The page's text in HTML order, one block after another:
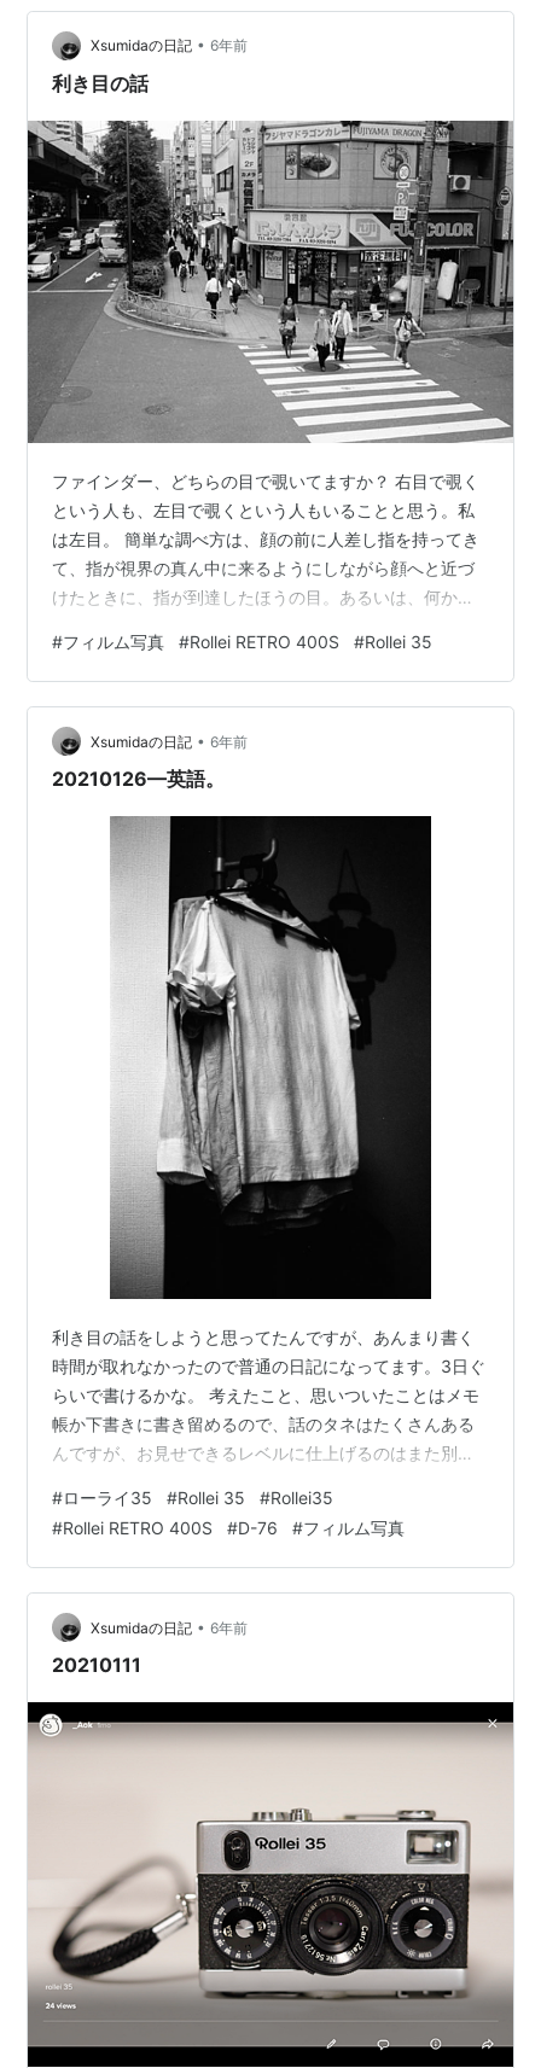
ると同時には聞けないので。 テレビは視覚＆聴覚を取ら
れるのであんまり。災害時と紅白以外、ほぼテレビ観な
いで育ったというのもあるかもしれませんが、時間の有
Xsumidaの日記 • 6年前
利き目の話
ファインダー、どちらの目で覗いてますか？ 右目で覗く
という人も、左目で覗くという人もいることと思う。私
は左目。 簡単な調べ方は、顔の前に人差し指を持ってき
て、指が視界の真ん中に来るようにしながら顔へと近づ
けたときに、指が到達したほうの目。あるいは、何かを
た時で違和感が無かった方の目。 フジヤマドラゴンカレ
ーってさ、、 人間が何かを見ているときは、両目を均等
に使っているのではなくて、メインになる目と、それを
補助する目に分かれるようで。無意識に左右どちらかの
目で見ているわけですね。手や足に利き手・利き足があ
#フィルム写真 #Rollei RETRO 400S #Rollei 35
Xsumidaの日記 • 6年前
20210126—英語。
利き目の話をしようと思ってたんですが、あんまり書く
時間が取れなかったので普通の日記になってます。3日ぐ
らいで書けるかな。 考えたこと、思いついたことはメモ
帳か下書きに書き留めるので、話のタネはたくさんある
んですが、お見せできるレベルに仕上げるのはまた別の
てるなあ、何とかしなきゃな、というのが、今日考えた
こと。 昨日英語のテストがあったんですが、半年前より
解くのが遅い気がして。 ほとんど同じ形式の試験なの
で、所要時間を比べればわかるんです。 工事中 どうにか
取り戻したいところ。語学で大事なのは、習慣にして毎
日触れること。 仕組みを作れば、あと…
#ローライ35 #Rollei 35 #Rollei35
#Rollei RETRO 400S #D-76 #フィルム写真
Xsumidaの日記 • 6年前
20210111